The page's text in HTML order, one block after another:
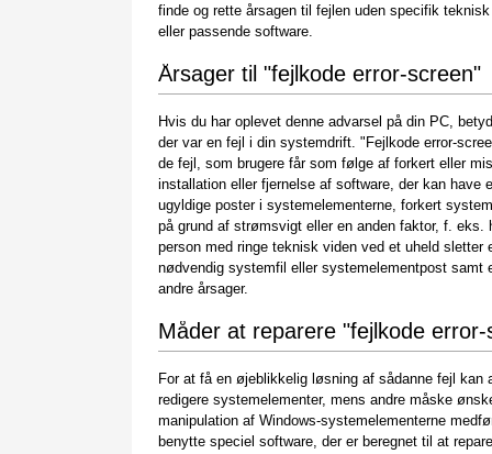
finde og rette årsagen til fejlen uden specifik
eller passende software.
Årsager til "fejlkode error-screen"
Hvis du har oplevet denne advarsel på din PC,
der var en fejl i din systemdrift. "Fejlkode error-
de fejl, som brugere får som følge af forkert eller
installation eller fjernelse af software, der kan have
ugyldige poster i systemelementerne, forkert
på grund af strømsvigt eller en anden faktor, f. eks.
person med ringe teknisk viden ved et uheld sletter
nødvendig systemfil eller systemelementpost samt
andre årsager.
Måder at reparere "fejlkode error-
For at få en øjeblikkelig løsning af sådanne fejl kan
redigere systemelementer, mens andre måske
manipulation af Windows-systemelementerne
benytte speciel software, der er beregnet til at